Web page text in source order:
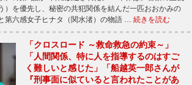
）を優先し、秘密の共犯関係を結んだ一匹おおかみの
第六感女子ヒナタ（関水渚）の物語 … 続きを読む
「クロスロード ～救命救急の約束～」
「人間関係、特に人を指導するのはすご
く難しいと感じた」「船越英一郎さんが
『刑事面に似ていると言われたことがあ